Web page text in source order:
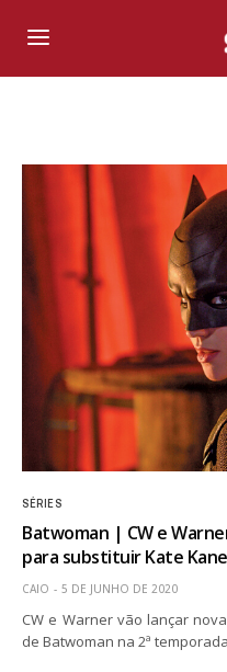
SÉRIES
Batwoman | CW e
para substituir Kate Kane
CAIO 5 DE JUNHO DE 2020
CW e Warner vão lançar
de Batwoman na 2ª